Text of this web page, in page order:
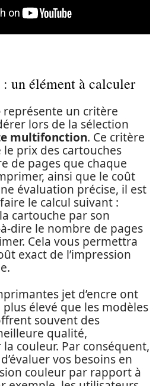
: un élément à calculer
représente un critère
lors de la sélection
multifonction. Ce critère
prix des cartouches
de pages que chaque
ainsi que le coût
évaluation précise, il est
le calcul suivant :
cartouche par son
dire le nombre de pages
Cela vous permettra
exact de l’impression
jet d’encre ont
élevé que les modèles
souvent des
qualité,
couleur. Par conséquent,
vos besoins en
couleur par rapport à